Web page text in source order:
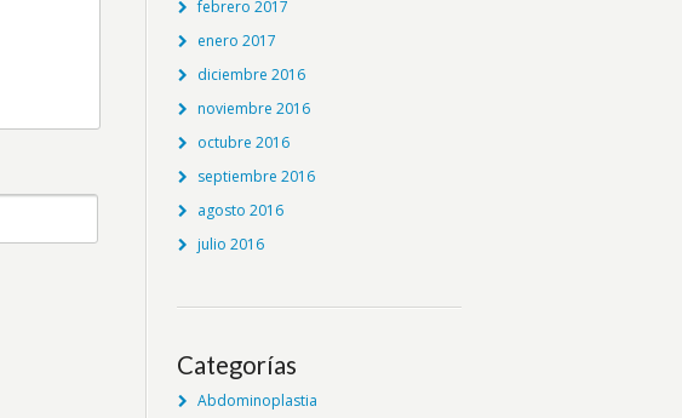
febrero 2017
enero 2017
diciembre 2016
noviembre 2016
octubre 2016
septiembre 2016
agosto 2016
julio 2016
Categorías
Abdominoplastia